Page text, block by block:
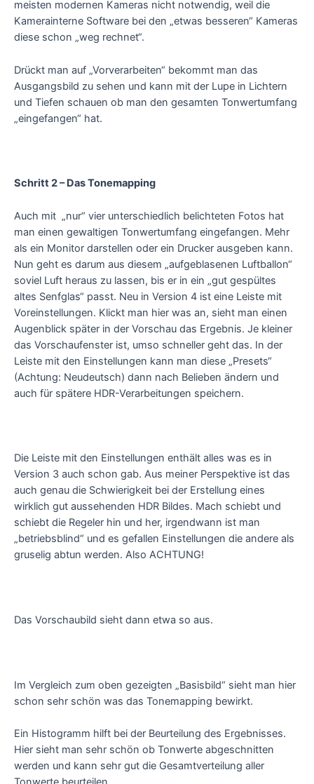
meisten modernen Kameras nicht notwendig, weil die
Kamerainterne Software bei den „etwas besseren“ Kameras
diese schon „weg rechnet“.
Drückt man auf „Vorverarbeiten“ bekommt man das
Ausgangsbild zu sehen und kann mit der Lupe in Lichtern
und Tiefen schauen ob man den gesamten Tonwertumfang
„eingefangen“ hat.
Schritt 2 – Das Tonemapping
Auch mit „nur“ vier unterschiedlich belichteten Fotos hat
man einen gewaltigen Tonwertumfang eingefangen. Mehr
als ein Monitor darstellen oder ein Drucker ausgeben kann.
Nun geht es darum aus diesem „aufgeblasenen Luftballon“
soviel Luft heraus zu lassen, bis er in ein „gut gespültes
altes Senfglas“ passt. Neu in Version 4 ist eine Leiste mit
Voreinstellungen. Klickt man hier was an, sieht man einen
Augenblick später in der Vorschau das Ergebnis. Je kleiner
das Vorschaufenster ist, umso schneller geht das. In der
Leiste mit den Einstellungen kann man diese „Presets“
(Achtung: Neudeutsch) dann nach Belieben ändern und
auch für spätere HDR-Verarbeitungen speichern.
Die Leiste mit den Einstellungen enthält alles was es in
Version 3 auch schon gab. Aus meiner Perspektive ist das
auch genau die Schwierigkeit bei der Erstellung eines
wirklich gut aussehenden HDR Bildes. Mach schiebt und
schiebt die Regeler hin und her, irgendwann ist man
„betriebsblind“ und es gefallen Einstellungen die andere als
gruselig abtun werden. Also ACHTUNG!
Das Vorschaubild sieht dann etwa so aus.
Im Vergleich zum oben gezeigten „Basisbild“ sieht man hier
schon sehr schön was das Tonemapping bewirkt.
Ein Histogramm hilft bei der Beurteilung des Ergebnisses.
Hier sieht man sehr schön ob Tonwerte abgeschnitten
werden und kann sehr gut die Gesamtverteilung aller